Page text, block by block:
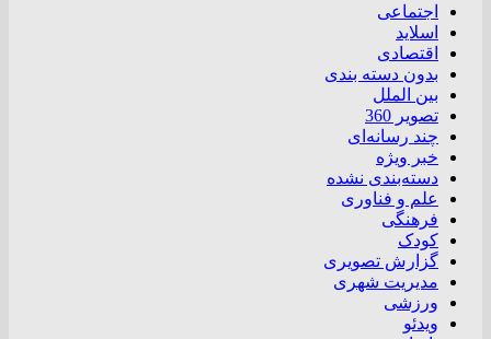
اجتماعی
اسلاید
اقتصادی
بدون دسته بندی
بین الملل
تصویر 360
چند رسانه‌ای
خبر ویژه
دسته‌بندی نشده
علم و فناوری
فرهنگی
کودک
گزارش تصویری
مدیریت شهری
ورزشی
ویدئو